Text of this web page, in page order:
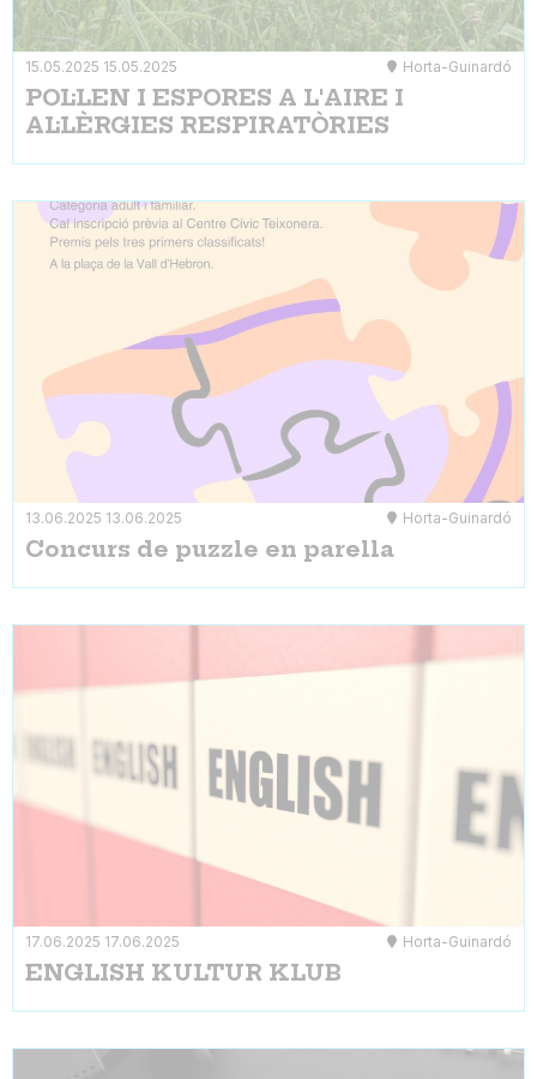
15.05.2025 15.05.2025 Horta-Guinardó
POL·LEN I ESPORES A L'AIRE I
AL·LÈRGIES RESPIRATÒRIES
13.06.2025 13.06.2025 Horta-Guinardó
Concurs de puzzle en parella
17.06.2025 17.06.2025 Horta-Guinardó
ENGLISH KULTUR KLUB